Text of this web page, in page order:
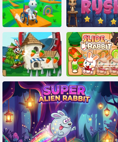
Mini-hry pro
invalidní vozíky
Cukrový průlom
Skate králík Posuvný zajíček